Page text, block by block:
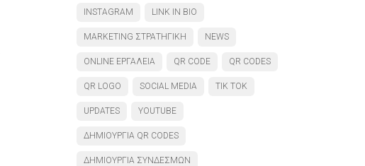
INSTAGRAM LINK IN BIO
MARKETING ΣΤΡΑΤΗΓΙΚΉ NEWS
ONLINE ΕΡΓΑΛΕΊΑ QR CODE QR CODES
QR LOGO SOCIAL MEDIA TIK TOK
UPDATES YOUTUBE
ΔΗΜΙΟΥΡΓΊΑ QR CODES
ΔΗΜΙΟΥΡΓΊΑ ΣΥΝΔΈΣΜΩΝ